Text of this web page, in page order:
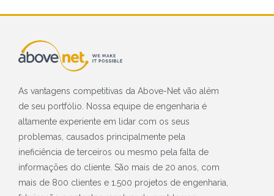
As vantagens competitivas da Above-Net vão além
de seu portfólio. Nossa equipe de engenharia é
altamente experiente em lidar com os seus
problemas, causados principalmente pela
ineficiência de terceiros ou mesmo pela falta de
informações do cliente. São mais de 20 anos, com
mais de 800 clientes e 1.500 projetos de engenharia,